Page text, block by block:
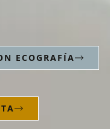
ECOGRAFÍA